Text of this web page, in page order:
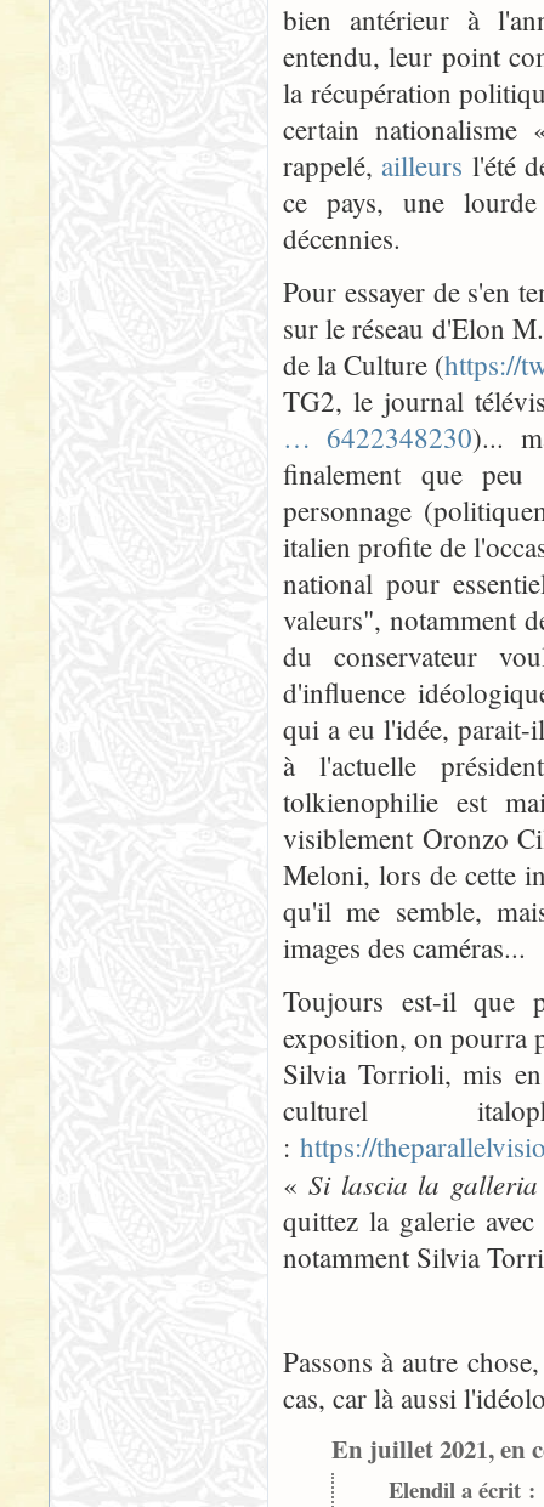
bien antérieur à
entendu, leur point
la récupération
certain
rappelé, ailleurs l'été
ce pays, une
décennies.
Pour essayer de s'en
sur le réseau d'Elon
de la Culture (https://
TG2, le journal
… 6422348230)...
finalement que
personnage
italien profite de
national pour
valeurs", notamment
du conservateur
d'influence
qui a eu l'idée, parait-
à l'actuelle
tolkienophilie est
visiblement Oronzo
Meloni, lors de cette
qu'il me semble,
images des caméras...
Toujours est-il que
exposition, on pourra
Silvia Torrioli, mis
culturel
: https://
« Si lascia la galleria
quittez la galerie
notamment Silvia
Passons à autre
cas, car là aussi
En juillet 2021, en
Elendil a écrit :